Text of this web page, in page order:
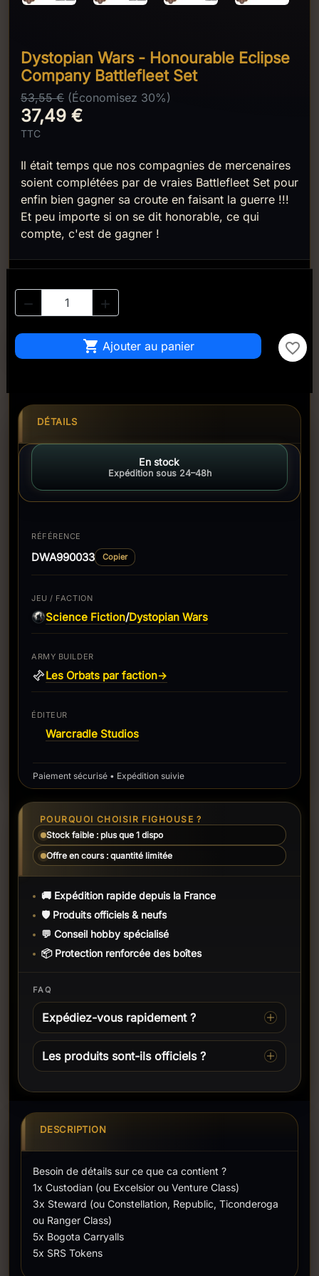
Dystopian Wars - Honourable Eclipse
Company Battlefleet Set
53,55 € (Économisez 30%)
37,49 €
TTC
Il était temps que nos compagnies de mercenaires
soient complétées par de vraies Battlefleet Set pour
enfin bien gagner sa croute en faisant la guerre !!!
Et peu importe si on se dit honorable, ce qui
compte, c'est de gagner !
 
 Ajouter au panier favorite_border
DÉTAILS
En stock
Expédition sous 24–48h
RÉFÉRENCE
DWA990033 Copier
JEU / FACTION
Science Fiction/Dystopian Wars
ARMY BUILDER
Les Orbats par faction→
ÉDITEUR
Warcradle Studios
Paiement sécurisé • Expédition suivie
POURQUOI CHOISIR FIGHOUSE ?
Stock faible : plus que 1 dispo
Offre en cours : quantité limitée
🚚 Expédition rapide depuis la France
🛡️ Produits officiels & neufs
💬 Conseil hobby spécialisé
📦 Protection renforcée des boîtes
FAQ
Expédiez-vous rapidement ?
Les produits sont-ils officiels ?
DESCRIPTION
Besoin de détails sur ce que ca contient ?
1x Custodian (ou Excelsior ou Venture Class)
3x Steward (ou Constellation, Republic, Ticonderoga
ou Ranger Class)
5x Bogota Carryalls
5x SRS Tokens